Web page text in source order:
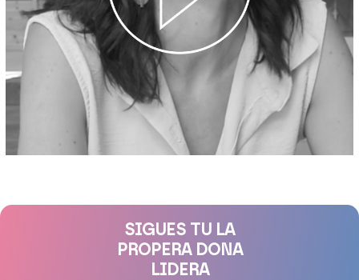
SIGUES TU LA
PROPERA DONA
LIDERA